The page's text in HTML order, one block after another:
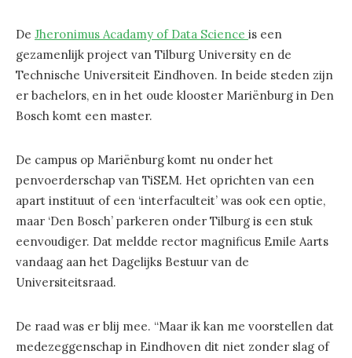
De Jheronimus Acadamy of Data Science is een
gezamenlijk project van Tilburg University en de
Technische Universiteit Eindhoven. In beide steden zijn
er bachelors, en in het oude klooster Mariënburg in Den
Bosch komt een master.
De campus op Mariënburg komt nu onder het
penvoerderschap van TiSEM. Het oprichten van een
apart instituut of een ‘interfaculteit’ was ook een optie,
maar ‘Den Bosch’ parkeren onder Tilburg is een stuk
eenvoudiger. Dat meldde rector magnificus Emile Aarts
vandaag aan het Dagelijks Bestuur van de
Universiteitsraad.
De raad was er blij mee. “Maar ik kan me voorstellen dat
medezeggenschap in Eindhoven dit niet zonder slag of